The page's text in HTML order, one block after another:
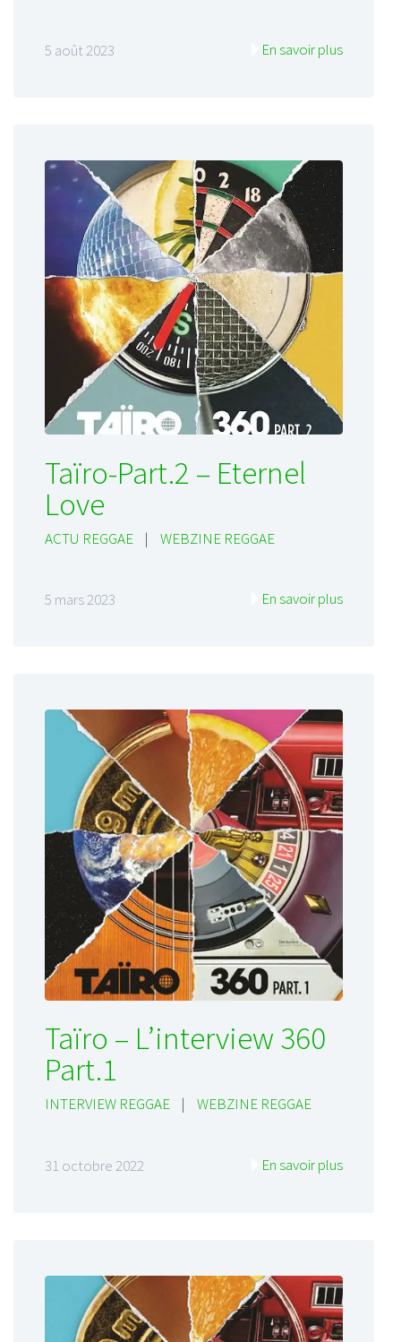
5 août 2023 En savoir plus
Taïro-Part.2 – Eternel
Love
ACTU REGGAE | WEBZINE REGGAE
5 mars 2023 En savoir plus
Taïro – L’interview 360
Part.1
INTERVIEW REGGAE | WEBZINE REGGAE
31 octobre 2022 En savoir plus